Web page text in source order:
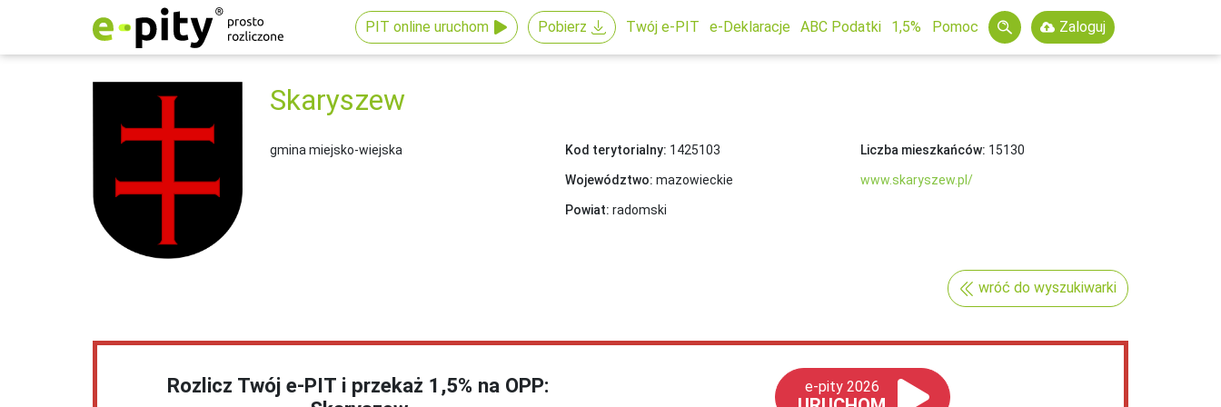
PIT online uruchom Pobierz Twój e-PIT e-Deklaracje ABC Podatki 1,5% Pomoc Zaloguj
Skaryszew
gmina miejsko-wiejska Kod terytorialny: 1425103
Województwo: mazowieckie
Powiat: radomski
Liczba mieszkańców: 15130
www.skaryszew.pl/
wróć do wyszukiwarki
Rozlicz Twój e-PIT i przekaż 1,5% na OPP:
e-pity 2026